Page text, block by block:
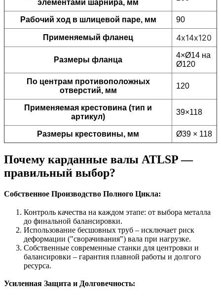
элементами шарнира, мм
Рабочий ход в шлицевой паре, мм 90
Применяемый фланец 4х14х120
Размеры фланца
4×Ø14 на
Ø120
По центрам противоположных
отверстий, мм
120
Применяемая крестовина (тип и
артикул)
39×118
Размеры крестовины, мм Ø39 × 118
Почему карданные валы ATLSP —
правильный выбор?
Собственное Производство Полного Цикла:
Контроль качества на каждом этапе: от выбора металла
до финальной балансировки.
Использование бесшовных труб – исключает риск
деформации ("сворачивания") вала при нагрузке.
Собственные современные станки для центровки и
балансировки – гарантия плавной работы и долгого
ресурса.
Усиленная Защита и Долговечность: